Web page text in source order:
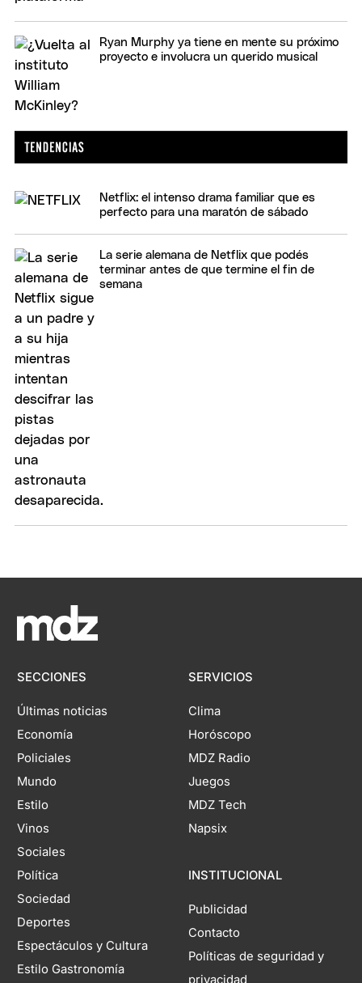
Ryan Murphy ya tiene en mente su próximo
proyecto e involucra un querido musical
Netflix: el intenso drama familiar que es
perfecto para una maratón de sábado
La serie alemana de Netflix que podés
terminar antes de que termine el fin de
semana
SECCIONES
Últimas noticias
Economía
Policiales
Mundo
Estilo
Vinos
Sociales
Política
Sociedad
Deportes
Espectáculos y Cultura
Estilo Gastronomía
SERVICIOS
Clima
Horóscopo
MDZ Radio
Juegos
MDZ Tech
Napsix
INSTITUCIONAL
Publicidad
Contacto
Políticas de seguridad y
privacidad